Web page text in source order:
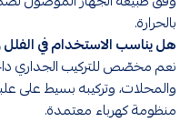
بالحرارة.
هل يناسب الاستخدام في
نعم مخصّص للتركيب الجداري
والمحلات، وتركيبه بسيط على
منظومة كهرباء معتمدة.